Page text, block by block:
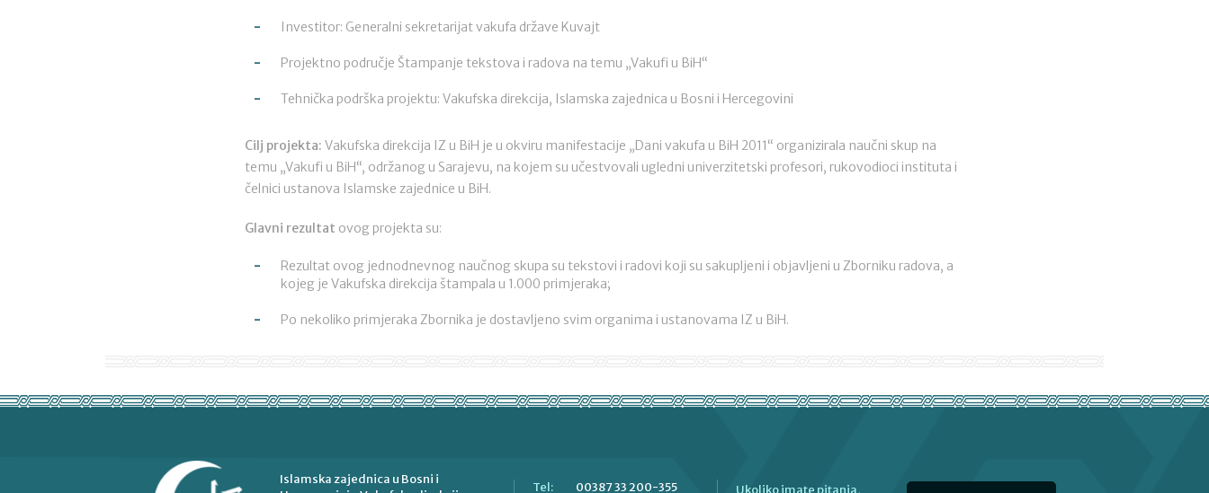
Investitor: Generalni sekretarijat vakufa države Kuvajt
Projektno područje Štampanje tekstova i radova na temu „Vakufi u BiH“
Tehnička podrška projektu: Vakufska direkcija, Islamska zajednica u Bosni i Hercegovini
Cilj projekta: Vakufska direkcija IZ u BiH je u okviru manifestacije „Dani vakufa u BiH 2011“ organizirala naučni skup na
temu „Vakufi u BiH“, održanog u Sarajevu, na kojem su učestvovali ugledni univerzitetski profesori, rukovodioci instituta i
čelnici ustanova Islamske zajednice u BiH.
Glavni rezultat ovog projekta su:
Rezultat ovog jednodnevnog naučnog skupa su tekstovi i radovi koji su sakupljeni i objavljeni u Zborniku radova, a
kojeg je Vakufska direkcija štampala u 1.000 primjeraka;
Po nekoliko primjeraka Zbornika je dostavljeno svim organima i ustanovama IZ u BiH.
Islamska zajednica u Bosni i
Tel: 00387 33 200-355 Ukoliko imate pitanja,